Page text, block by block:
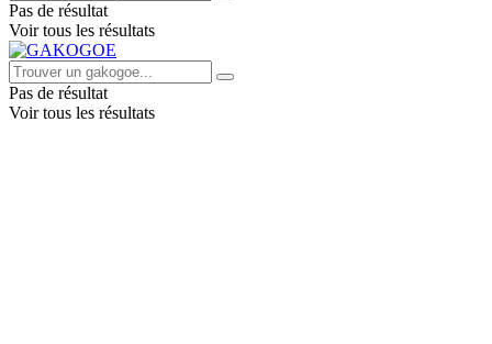
Pas de résultat
Voir tous les résultats
Pas de résultat
Voir tous les résultats